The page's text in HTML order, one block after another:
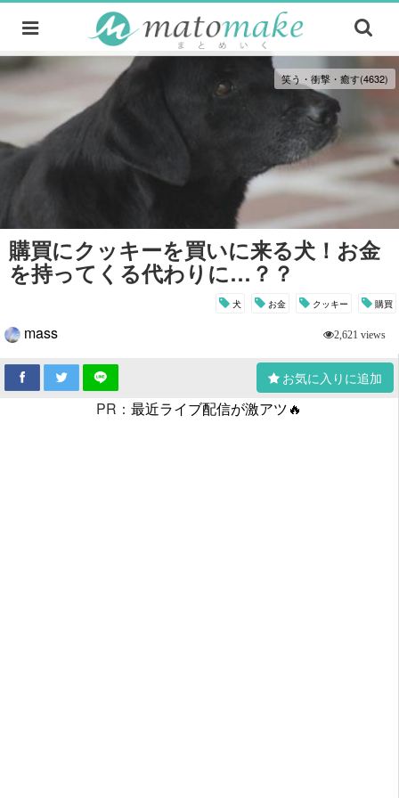
笑う・衝撃・癒す(4632)
購買にクッキーを買いに来る犬！お金
を持ってくる代わりに…？？
犬 お金 クッキー 購買
mass 2,621 views
お気に入りに追加
PR： 最近ライブ配信が激アツ🔥